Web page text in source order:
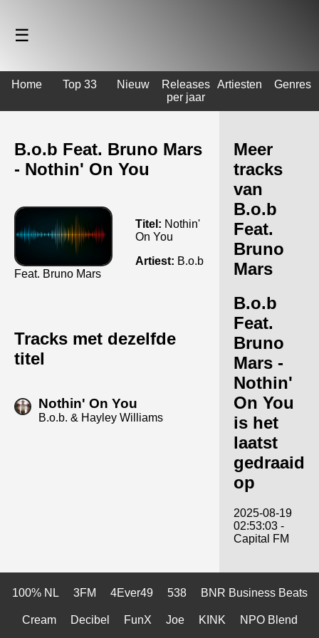
☰
Home Top 33 Nieuw
Releases
per jaar
Artiesten Genres
B.o.b Feat. Bruno Mars
- Nothin' On You
Titel: Nothin'
On You
Artiest: B.o.b
Feat. Bruno Mars
Tracks met dezelfde
titel
Nothin' On You
B.o.b. & Hayley Williams
Meer
tracks
van
B.o.b
Feat.
Bruno
Mars
B.o.b
Feat.
Bruno
Mars -
Nothin'
On You
is het
laatst
gedraaid
op
2025-08-19
02:53:03 -
Capital FM
100% NL 3FM 4Ever49 538 BNR Business Beats
Cream Decibel FunX Joe KINK NPO Blend